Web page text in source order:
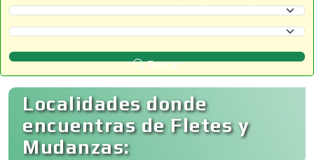
Selecciona un Estado
Selecciona un Municipio
Buscar
Localidades donde
encuentras de Fletes y
Mudanzas: